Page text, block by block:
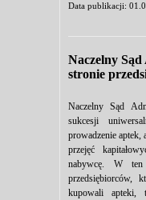
Data publikacji:
Naczelny
stronie
Naczelny Sąd
sukcesji
prowadzenie aptek,
przejęć
nabywcę. W
przedsiębiorców,
kupowali apteki,